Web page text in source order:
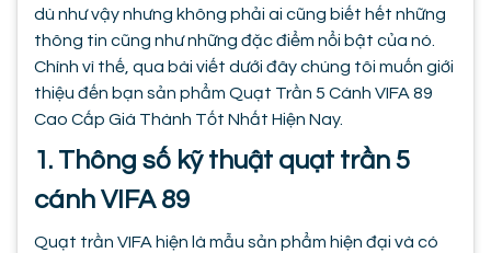
dù như vậy nhưng không phải ai cũng biết hết những
thông tin cũng như những đặc điểm nổi bật của nó.
Chính vì thế, qua bài viết dưới đây chúng tôi muốn giới
thiệu đến bạn sản phẩm Quạt Trần 5 Cánh VIFA 89
Cao Cấp Giá Thành Tốt Nhất Hiện Nay.
1. Thông số kỹ thuật quạt trần 5
cánh VIFA 89
Quạt trần VIFA hiện là mẫu sản phẩm hiện đại và có